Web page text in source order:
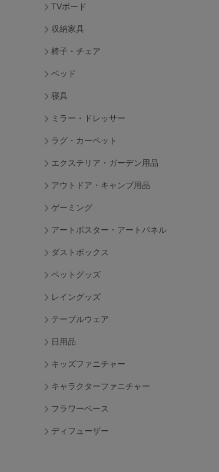
TVボード
収納家具
椅子・チェア
ベッド
寝具
ミラー・ドレッサー
ラグ・カーペット
エクステリア・ガーデン用品
アウトドア・キャンプ用品
ゲーミング
アートポスター・アートパネル
ダストボックス
ペットグッズ
レイングッズ
テーブルウェア
日用品
キッズファニチャー
キャラクターファニチャー
フラワーベース
ディフューザー